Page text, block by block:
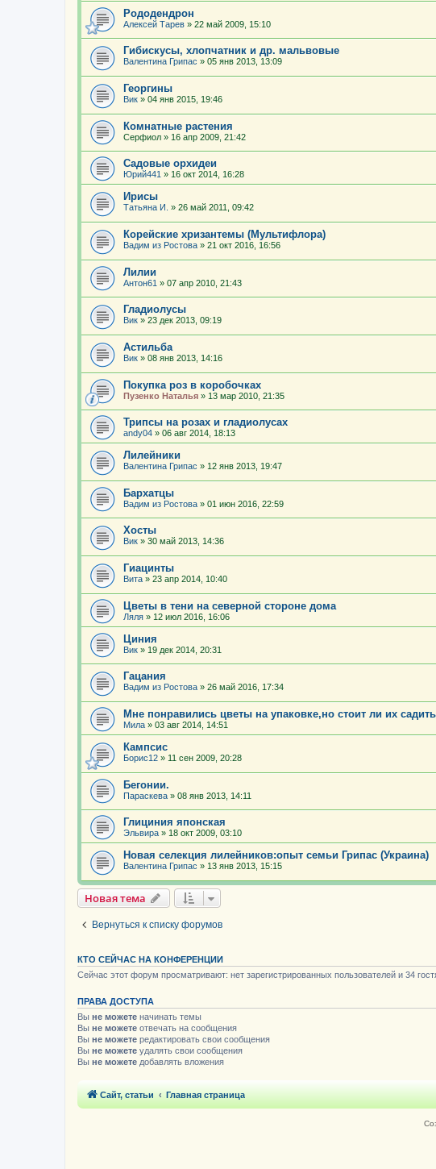
Рододендрон
Алексей Тарев » 22 май 2009, 15:10
Гибискусы, хлопчатник и др. мальвовые
Валентина Грипас » 05 янв 2013, 13:09
Георгины
Вик » 04 янв 2015, 19:46
Комнатные растения
Серфиол » 16 апр 2009, 21:42
Садовые орхидеи
Юрий441 » 16 окт 2014, 16:28
Ирисы
Татьяна И. » 26 май 2011, 09:42
Корейские хризантемы (Мультифлора)
Вадим из Ростова » 21 окт 2016, 16:56
Лилии
Антон61 » 07 апр 2010, 21:43
Гладиолусы
Вик » 23 дек 2013, 09:19
Астильба
Вик » 08 янв 2013, 14:16
Покупка роз в коробочках
Пузенко Наталья » 13 мар 2010, 21:35
Трипсы на розах и гладиолусах
andy04 » 06 авг 2014, 18:13
Лилейники
Валентина Грипас » 12 янв 2013, 19:47
Бархатцы
Вадим из Ростова » 01 июн 2016, 22:59
Хосты
Вик » 30 май 2013, 14:36
Гиацинты
Вита » 23 апр 2014, 10:40
Цветы в тени на северной стороне дома
Ляля » 12 июл 2016, 16:06
Циния
Вик » 19 дек 2014, 20:31
Гацания
Вадим из Ростова » 26 май 2016, 17:34
Мне понравились цветы на упаковке,но стоит ли их
Мила » 03 авг 2014, 14:51
Кампсис
Борис12 » 11 сен 2009, 20:28
Бегонии.
Параскева » 08 янв 2013, 14:11
Глициния японская
Эльвира » 18 окт 2009, 03:10
Новая селекция лилейников:опыт семьи Грипас (Украина)
Валентина Грипас » 13 янв 2013, 15:15
Новая тема
Вернуться к списку форумов
КТО СЕЙЧАС НА КОНФЕРЕНЦИИ
Сейчас этот форум просматривают: нет зарегистрированных пользователей и 34
ПРАВА ДОСТУПА
Вы не можете начинать темы
Вы не можете отвечать на сообщения
Вы не можете редактировать свои сообщения
Вы не можете удалять свои сообщения
Вы не можете добавлять вложения
Сайт, статьи Главная страница